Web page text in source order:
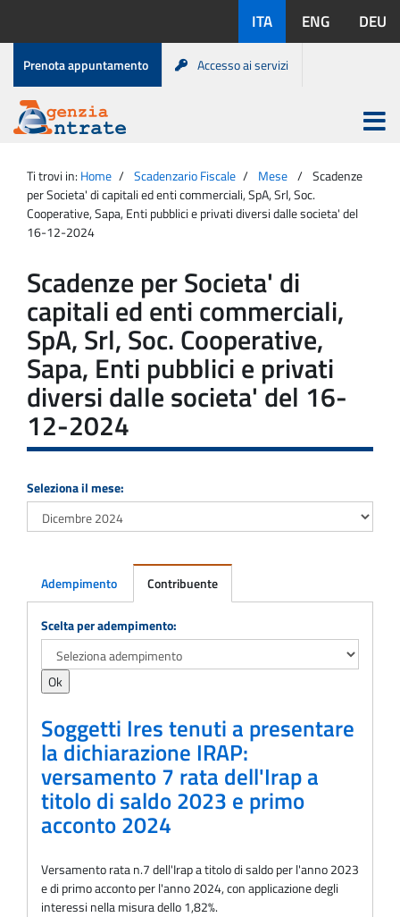
contenuto
disponibili:
ITA ENG DEU
Menu
di
servizio
Prenota appuntamento Accesso ai servizi
Agenzia
Entrate
Apri
menu
principale
Ti trovi in: Home Scadenzario Fiscale Mese
Scadenze
per Societa' di capitali ed enti commerciali, SpA, Srl, Soc.
Cooperative, Sapa, Enti pubblici e privati diversi dalle societa' del
16-12-2024
Scadenze per Societa' di
capitali ed enti commerciali,
SpA, Srl, Soc. Cooperative,
Sapa, Enti pubblici e privati
diversi dalle societa' del 16-
12-2024
Seleziona il mese:
Adempimento Contribuente
Adempimento
Scelta per adempimento:
Soggetti Ires tenuti a presentare
la dichiarazione IRAP:
versamento 7 rata dell'Irap a
titolo di saldo 2023 e primo
acconto 2024
Versamento rata n.7 dell'Irap a titolo di saldo per l'anno 2023
e di primo acconto per l'anno 2024, con applicazione degli
interessi nella misura dello 1,82%.